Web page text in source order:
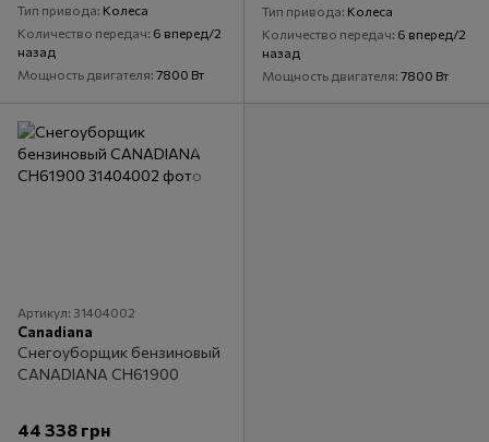
Тип привода Колеса
Количество передач 6 вперед/2
назад
Мощность двигателя 7800 Вт
Тип привода Колеса
Количество передач 6 вперед/2
назад
Мощность двигателя 7800 Вт
Артикул: 31404002
Canadiana
Снегоуборщик бензиновый
CANADIANA CН61900
44 338 грн